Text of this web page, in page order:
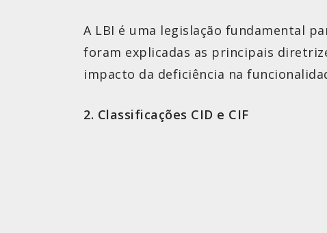
A LBI é uma legislação fundamental
foram explicadas as principais
impacto da deficiência na
2. Classificações CID e CIF